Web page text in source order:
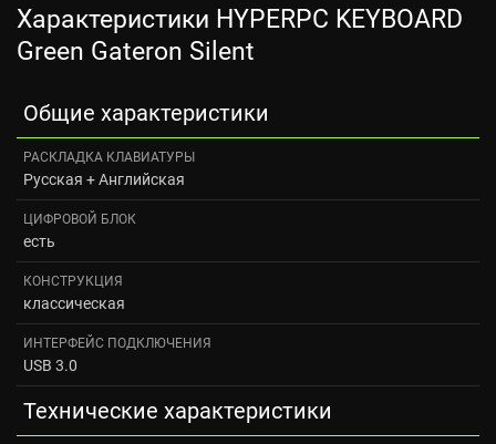
Характеристики HYPERPC KEYBOARD
Green Gateron Silent
Общие характеристики
РАСКЛАДКА КЛАВИАТУРЫ
Русская + Английская
ЦИФРОВОЙ БЛОК
есть
КОНСТРУКЦИЯ
классическая
ИНТЕРФЕЙС ПОДКЛЮЧЕНИЯ
USB 3.0
Технические характеристики